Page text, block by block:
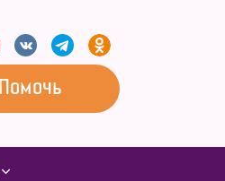
Помочь